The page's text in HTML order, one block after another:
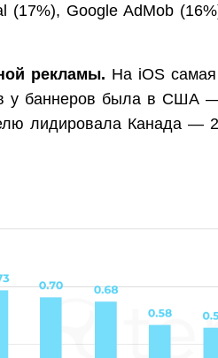
(17%), Google AdMob
рекламы. На iOS
у баннеров была в США
лидировала Канада —